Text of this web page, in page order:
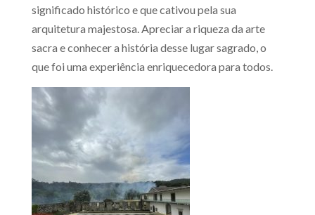
significado histórico e que cativou pela sua
arquitetura majestosa. Apreciar a riqueza da arte
sacra e conhecer a história desse lugar sagrado, o
que foi uma experiência enriquecedora para todos.